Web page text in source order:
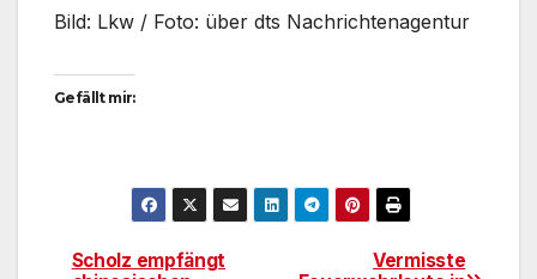
Bild: Lkw / Foto: über dts Nachrichtenagentur
Gefällt mir:
Vermisste
Scholz empfängt